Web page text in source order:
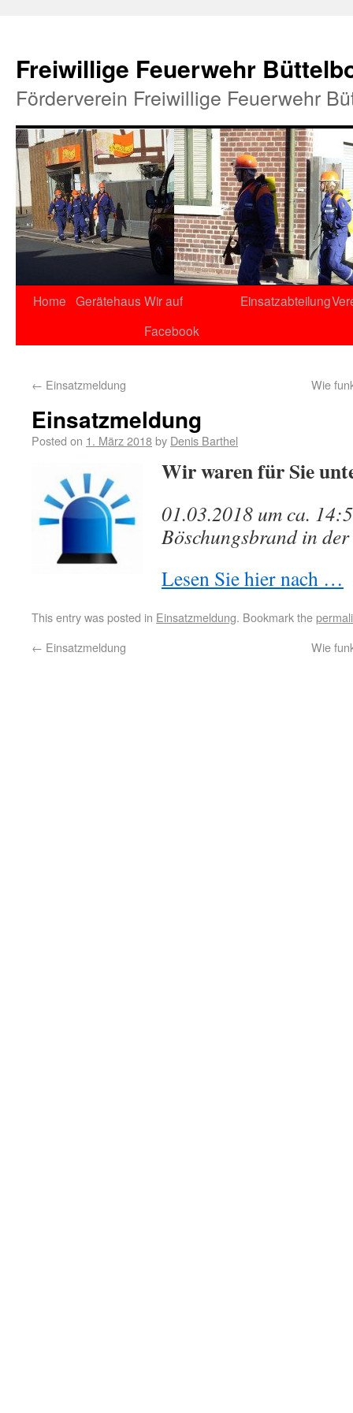
Freiwillige Feuerwehr
Förderverein Freiwillige Feuerwehr
Home Gerätehaus Wir auf
Facebook
Einsatzabteilung
← Einsatzmeldung Wie
Einsatzmeldung
Posted on 1. März 2018by Denis Barthel
Wir waren für Sie
01.03.2018 um ca.
Böschungsbrand in
Lesen Sie hier nach …
This entry was posted in Einsatzmeldung. Bookmark the
← Einsatzmeldung Wie